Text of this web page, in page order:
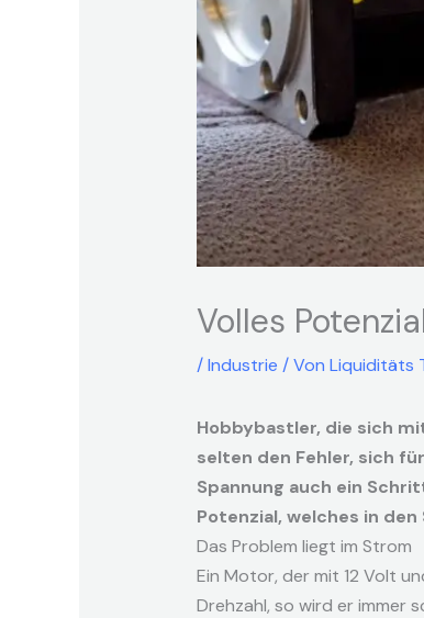
Volles
/Industrie / Von Liquiditäts
Hobbybastler, die sich
selten den Fehler, sich
Spannung auch ein
Potenzial, welches in
Das Problem liegt im Strom
Ein Motor, der mit 12 Volt
Drehzahl, so wird er immer